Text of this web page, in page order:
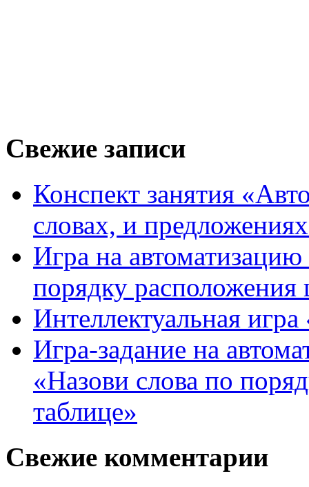
Свежие записи
Конспект занятия
словах, и
Игра на
порядку расположения
Интеллектуальная игра
Игра-задание на
«Назови слова по
таблице»
Свежие комментарии